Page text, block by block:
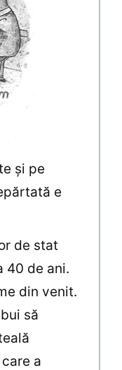
şi pe
e
de stat
40 de ani.
din venit.
să
a